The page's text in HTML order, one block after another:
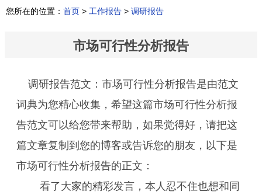
您所在的位置： 首页 > 工作报告 > 调研报告
市场可行性分析报告
调研报告范文：市场可行性分析报告是由范文
词典为您精心收集，希望这篇市场可行性分析报
告范文可以给您带来帮助，如果觉得好，请把这
篇文章复制到您的博客或告诉您的朋友，以下是
市场可行性分析报告的正文：
看了大家的精彩发言，本人忍不住也想和同